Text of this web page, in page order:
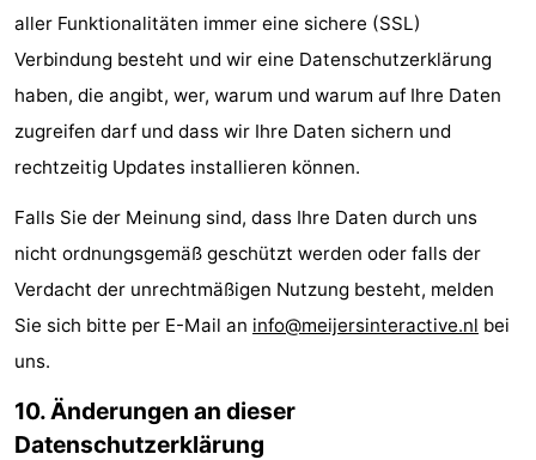
aller Funktionalitäten immer eine sichere (SSL)
Verbindung besteht und wir eine Datenschutzerklärung
haben, die angibt, wer, warum und warum auf Ihre Daten
zugreifen darf und dass wir Ihre Daten sichern und
rechtzeitig Updates installieren können.
Falls Sie der Meinung sind, dass Ihre Daten durch uns
nicht ordnungsgemäß geschützt werden oder falls der
Verdacht der unrechtmäßigen Nutzung besteht, melden
Sie sich bitte per E-Mail an info@meijersinteractive.nl bei
uns.
10. Änderungen an dieser
Datenschutzerklärung